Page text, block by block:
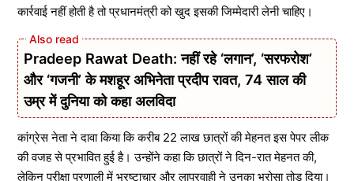
कार्रवाई नहीं होती है तो प्रधानमंत्री को खुद इसकी जिम्मेदारी लेनी चाहिए।
Pradeep Rawat Death: नहीं रहे ‘लगान’, ‘सरफरोश’
और ‘गजनी’ के मशहूर अभिनेता प्रदीप रावत, 74 साल की
उम्र में दुनिया को कहा अलविदा
कांग्रेस नेता ने दावा किया कि करीब 22 लाख छात्रों की मेहनत इस पेपर लीक
की वजह से प्रभावित हुई है। उन्होंने कहा कि छात्रों ने दिन-रात मेहनत की,
लेकिन परीक्षा प्रणाली में भ्रष्टाचार और लापरवाही ने उनका भरोसा तोड़ दिया।